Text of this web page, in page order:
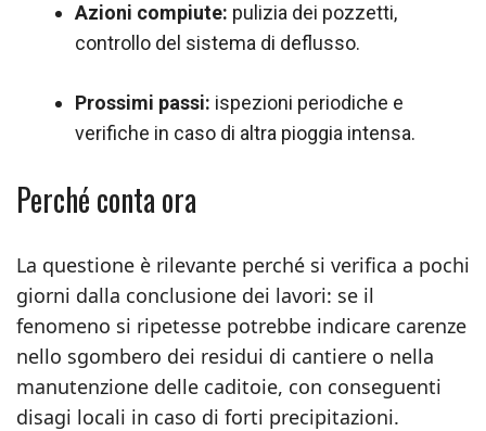
Azioni compiute: pulizia dei pozzetti,
controllo del sistema di deflusso.
Prossimi passi: ispezioni periodiche e
verifiche in caso di altra pioggia intensa.
Perché conta ora
La questione è rilevante perché si verifica a pochi
giorni dalla conclusione dei lavori: se il
fenomeno si ripetesse potrebbe indicare carenze
nello sgombero dei residui di cantiere o nella
manutenzione delle caditoie, con conseguenti
disagi locali in caso di forti precipitazioni.